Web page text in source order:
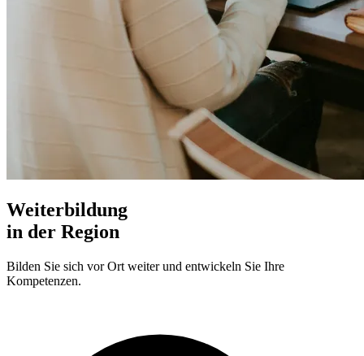
Weiterbildung
in der Region
Bilden Sie sich vor Ort weiter und entwickeln Sie Ihre
Kompetenzen.